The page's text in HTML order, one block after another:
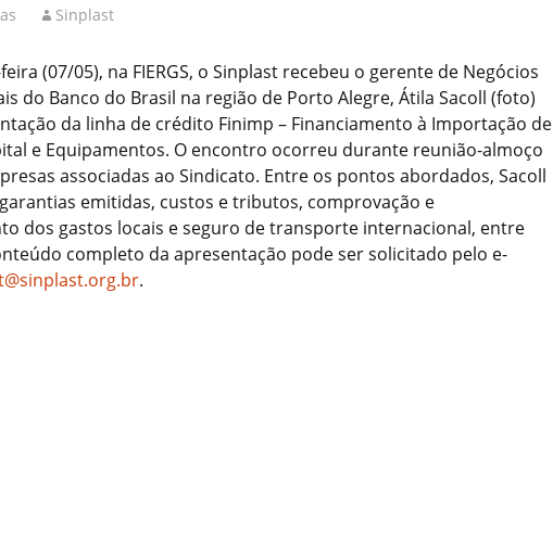
Sinplast
(07/05), na FIERGS, o Sinplast recebeu o gerente de Negócios
do Banco do Brasil na região de Porto Alegre, Átila Sacoll (foto)
da linha de crédito Finimp – Financiamento à Importação de
e Equipamentos. O encontro ocorreu durante reunião-almoço
associadas ao Sindicato. Entre os pontos abordados, Sacoll
emitidas, custos e tributos, comprovação e
dos gastos locais e seguro de transporte internacional, entre
completo da apresentação pode ser solicitado pelo e-
.